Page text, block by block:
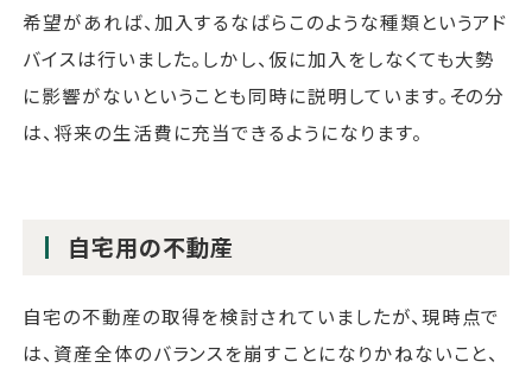
希望があれば、加入するなばらこのような種類というアド
バイスは行いました。しかし、仮に加入をしなくても大勢
に影響がないということも同時に説明しています。その分
は、将来の生活費に充当できるようになります。
自宅用の不動産
自宅の不動産の取得を検討されていましたが、現時点で
は、資産全体のバランスを崩すことになりかねないこと、